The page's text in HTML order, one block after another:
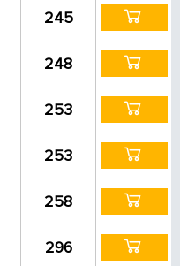
245
248
253
253
258
296